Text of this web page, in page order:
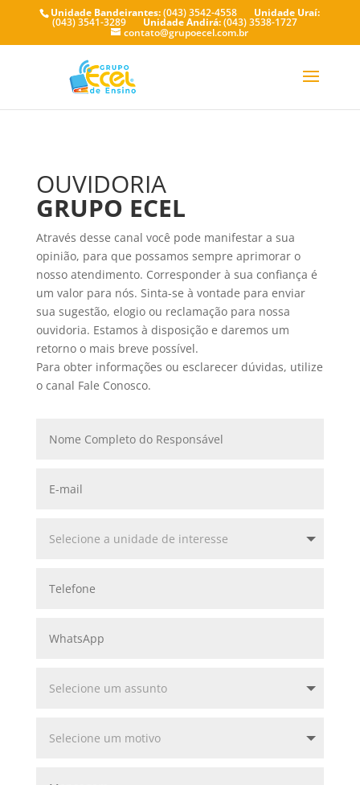
Unidade Bandeirantes:(043) 3542-4558 Unidade Uraí:
(043) 3541-3289 Unidade Andirá:(043) 3538-1727
contato@grupoecel.com.br
OUVIDORIA
GRUPO ECEL
Através desse canal você pode manifestar a sua
opinião, para que possamos sempre aprimorar o
nosso atendimento. Corresponder à sua confiança é
um valor para nós. Sinta-se à vontade para enviar
sua sugestão, elogio ou reclamação para nossa
ouvidoria. Estamos à disposição e daremos um
retorno o mais breve possível.
Para obter informações ou esclarecer dúvidas, utilize
o canal Fale Conosco.